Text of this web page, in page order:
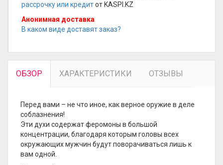
рассрочку или кредитот KASPI.KZ
Анонимная доставка
В каком виде доставят заказ?
ОБЗОР ХАРАКТЕРИСТИКИ ОТЗЫВЫ
Перед вами – не что иное, как верное оружие в деле
соблазнения!
Эти духи содержат феромоны в большой
концентрации, благодаря которым головы всех
окружающих мужчин будут поворачиваться лишь к
вам одной.